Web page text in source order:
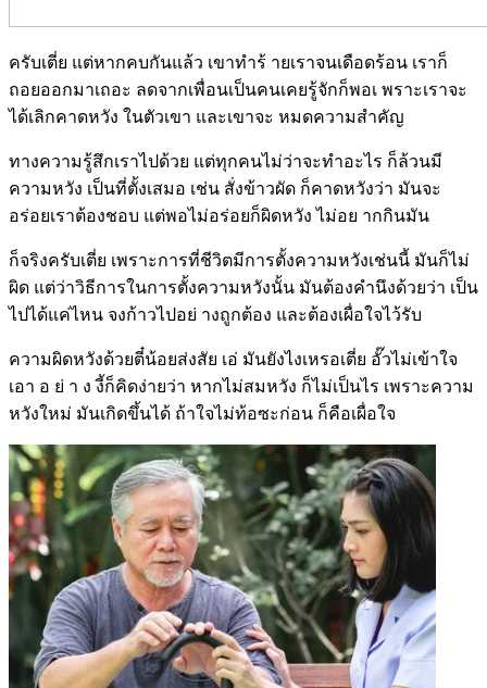
ครับเตี่ย แต่หากคบกันแล้ว เขาทำร้ ายเราจนเดือดร้อน เราก็
ถอยออกมาเถอะ ลดจากเพื่อนเป็นคนเคยรู้จักก็พอเ พราะเราจะ
ได้เลิกคาดหวัง ในตัวเขา และเขาจะ หมดความสำคัญ
ทางความรู้สึกเราไปด้วย แต่ทุกคนไม่ว่าจะทำอะไร ก็ล้วนมี
ความหวัง เป็นที่ตั้งเสมอ เช่น สั่งข้าวผัด ก็คาดหวังว่า มันจะ
อร่อยเราต้องชอบ แต่พอไม่อร่อยก็ผิดหวัง ไม่อย ากกินมัน
ก็จริงครับเตี่ย เพราะการที่ชีวิตมีการตั้งความหวังเช่นนี้ มันก็ไม่
ผิด แต่ว่าวิธีการในการตั้งความหวังนั้น มันต้องคำนึงด้วยว่า เป็น
ไปได้แค่ไหน จงก้าวไปอย่ างถูกต้อง และต้องเผื่อใจไว้รับ
ความผิดหวังด้วยตี๋น้อยส่งสัย เอ่ มันยังไงเหรอเตี่ย อั๊วไม่เข้าใจ
เอา อ ย่ า ง งี้ก็คิดง่ายว่า หากไม่สมหวัง ก็ไม่เป็นไร เพราะความ
หวังใหม่ มันเกิดขึ้นได้ ถ้าใจไม่ท้อซะก่อน ก็คือเผื่อใจ